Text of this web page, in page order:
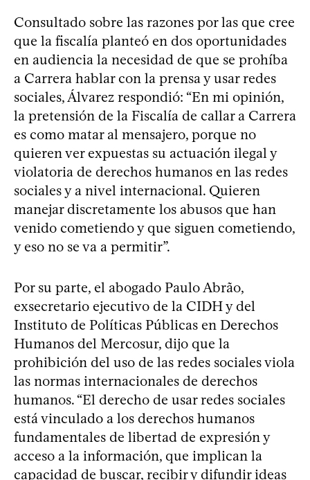
Consultado sobre las razones por las que cree
que la fiscalía planteó en dos oportunidades
en audiencia la necesidad de que se prohíba
a Carrera hablar con la prensa y usar redes
sociales, Álvarez respondió: “En mi opinión,
la pretensión de la Fiscalía de callar a Carrera
es como matar al mensajero, porque no
quieren ver expuestas su actuación ilegal y
violatoria de derechos humanos en las redes
sociales y a nivel internacional. Quieren
manejar discretamente los abusos que han
venido cometiendo y que siguen cometiendo,
y eso no se va a permitir”.
Por su parte, el abogado Paulo Abrão,
exsecretario ejecutivo de la CIDH y del
Instituto de Políticas Públicas en Derechos
Humanos del Mercosur, dijo que la
prohibición del uso de las redes sociales viola
las normas internacionales de derechos
humanos. “El derecho de usar redes sociales
está vinculado a los derechos humanos
fundamentales de libertad de expresión y
acceso a la información, que implican la
capacidad de buscar, recibir y difundir ideas